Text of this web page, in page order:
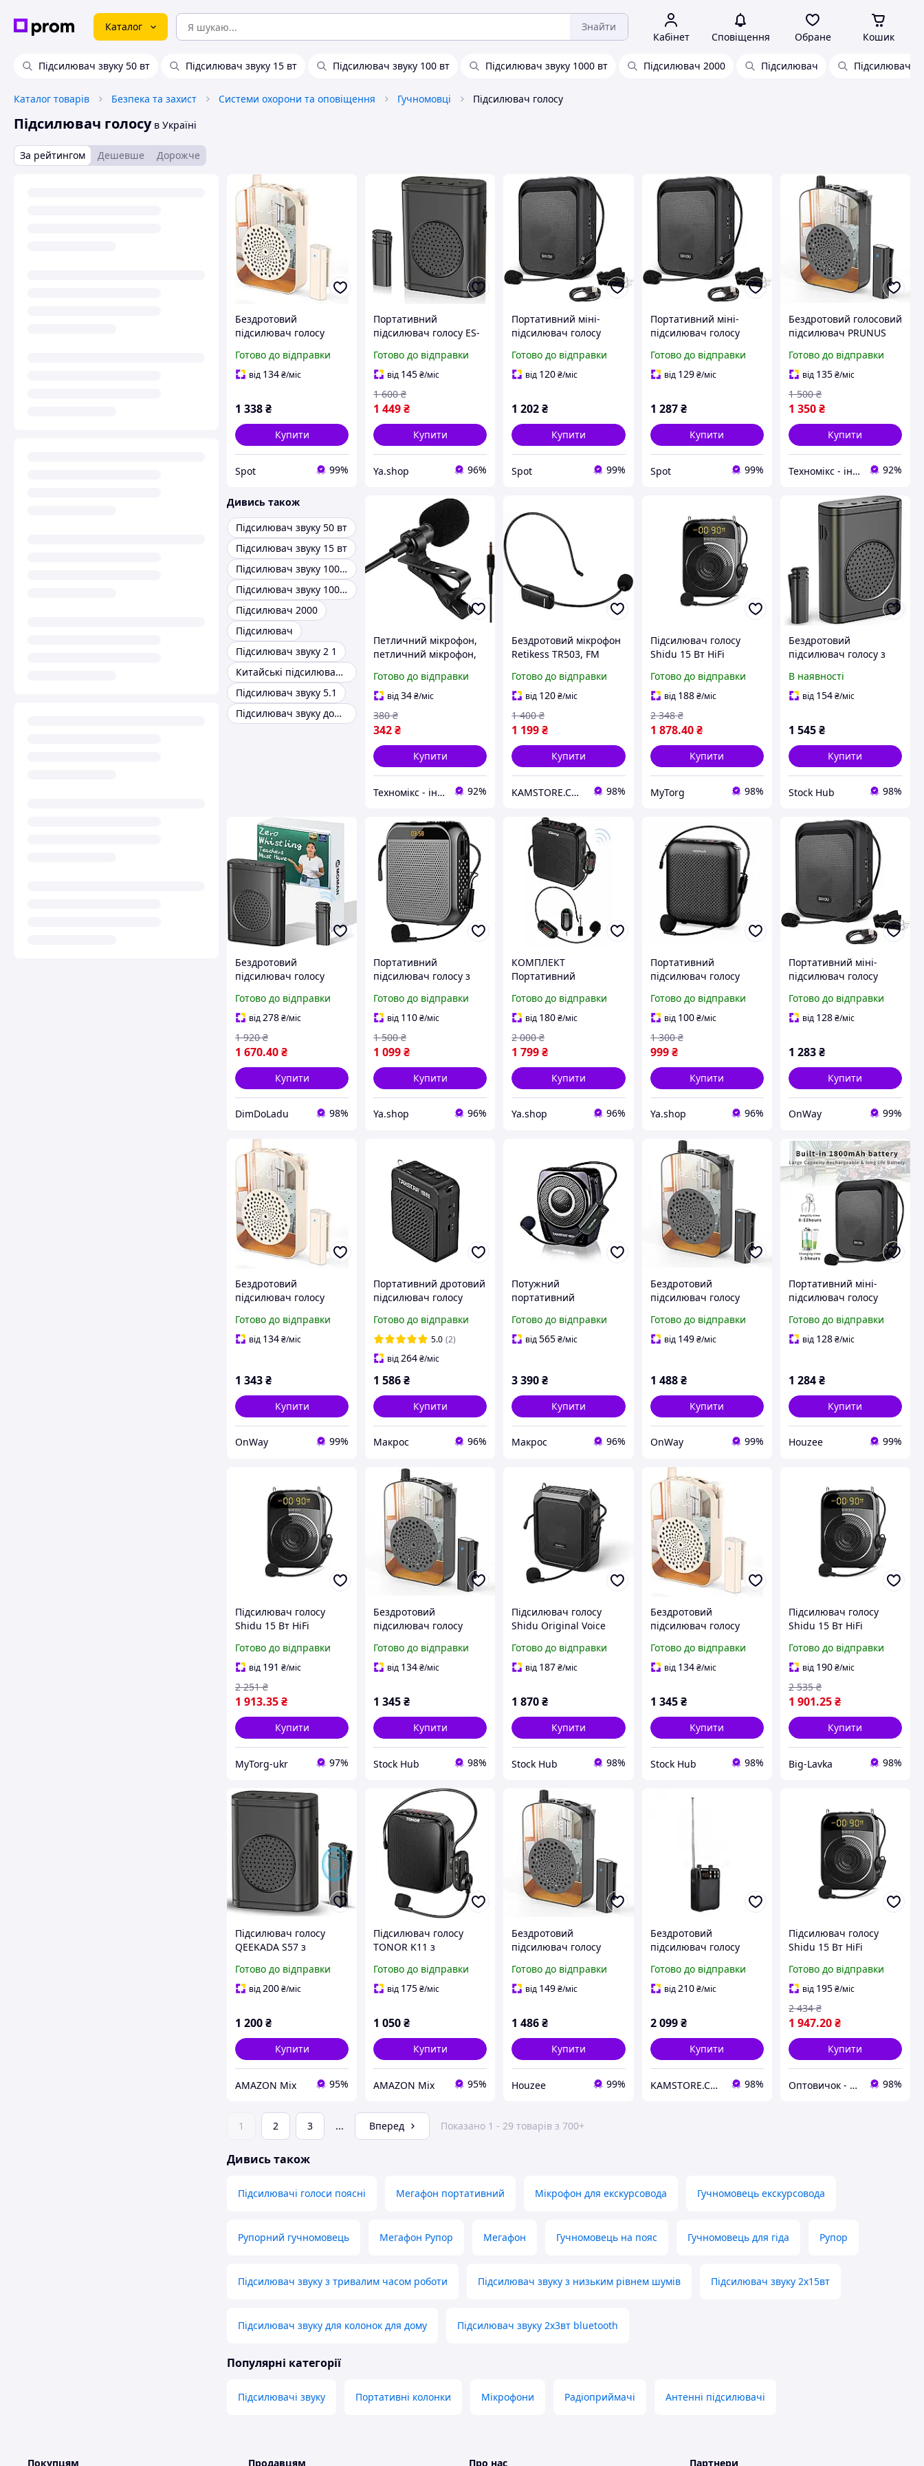
Каталог Знайти
Кабінет Сповіщення Обране Кошик
Підсилювач звуку 50 вт Підсилювач звуку 15 вт Підсилювач звуку 100 вт Підсилювач звуку 1000 вт Підсилювач 2000 Підсилювач Підсилювач
Каталог товарів Безпека та захист Системи охорони та оповіщення Гучномовці Підсилювач голосу
Підсилювач голосув Україні
За рейтингом Дешевше Дорожче
Бездротовий
підсилювач голосу
петличним мікрофоном
Bluetooth 5.3 бежевий
Готово до відправки
від 134₴/міс
1 338₴
Купити
Spot 99%
Портативний
підсилювач голосу ES-
бездротовим
петличним
мікрофоном, Bluetooth,
чорний
Готово до відправки
від 145₴/міс
1 449₴
1 600 ₴
Купити
Ya.shop 96%
Портативний міні-
підсилювач голосу
1800мАч Bluetooth з
мікрофоном чорний
Готово до відправки
від 120₴/міс
1 202₴
Купити
Spot 99%
Портативний міні-
підсилювач голосу
1800mAh Bluetooth із
провідним мікрофоном
Готово до відправки
від 129 ₴/міс
1 287 ₴
Купити
Spot 99%
Бездротовий голосовий
підсилювач PRUNUS
зберіганням мікрофона
Lavalier, портативний
підсилювач голосу
Готово до відправки
від 135₴/міс
1 350₴
1 500 ₴
Купити
Техномікс - інтернет - магазин якісної техніки, електроніки та інших товарів для дому та роботи 92%
Дивись також
Підсилювач звуку 50 вт
Підсилювач звуку 15 вт
Підсилювач звуку 100 вт
Підсилювач звуку 1000 вт
Підсилювач 2000
Підсилювач
Підсилювач звуку 2 1
Китайські підсилювачі звуку
Підсилювач звуку 5.1
Підсилювач звуку домашній
Петличний мікрофон,
петличний мікрофон,
портативним
підсилювачем голосу,
бездротовий
передавач -
однонаправлений
Готово до відправки
від34₴/міс
342₴
380 ₴
Купити
Техномікс - інтернет - магазин якісної техніки, електроніки та інших товарів для дому та роботи 92%
Бездротовий мікрофон
Retikess TR503, FM
акумулятором для
підсилювача голосу
Black
Готово до відправки
від 120₴/міс
1 199₴
1 400 ₴
Купити
KAMSTORE.COM.UA 98%
Підсилювач голосу
Shidu 15 Вт HiFi
Готово до відправки
від 188 ₴/міс
1 878.40 ₴
2 348 ₴
Купити
MyTorg 98%
Бездротовий
підсилювач голосу з
Microphone
Гучномовець із
В наявності
від 154₴/міс
1 545₴
Купити
Stock Hub 98%
Бездротовий
підсилювач голосу
мікрофоном VoicePro
Готово до відправки
від 278₴/міс
1 670.40₴
1 920 ₴
Купити
DimDoLadu 98%
Портативний
підсилювач голосу з
колонка для
викладачів, 2200 мАг,
Готово до відправки
від 110₴/міс
1 099₴
1 500 ₴
Купити
Ya.shop 96%
КОМПЛЕКТ
Портативний
Giecy G300 з
бездротовим UHF
гарнітурою, Bluetooth,
USB, TF, FM радіо
Готово до відправки
від 180₴/міс
1 799₴
2 000 ₴
Купити
Ya.shop 96%
Портативний
підсилювач голосу
провідним
мікрофоном-
2000 mAh
Готово до відправки
від 100 ₴/міс
999 ₴
1 300 ₴
Купити
Ya.shop 96%
Портативний міні-
підсилювач голосу
1800мАч Bluetooth з
чорним мікрофоном
Готово до відправки
від 128₴/міс
1 283₴
Купити
OnWay 99%
Бездротовий
підсилювач голосу
петличним мікрофоном
Bluetooth 5.3 бежевий
Готово до відправки
від 134₴/міс
1 343₴
Купити
OnWay 99%
Портативний дротовий
підсилювач голосу
Готово до відправки
5.0 (2)
від264₴/міс
1 586₴
Купити
Макрос 96%
Потужний
портативний
підсилювач голосу з
гарнітурним
Готово до відправки
від565₴/міс
3 390₴
Купити
Макрос 96%
Бездротовий
підсилювач голосу
петличним мікрофоном
чорний портативний
Готово до відправки
від 149 ₴/міс
1 488 ₴
Купити
OnWay 99%
Портативний міні-
підсилювач голосу
10Вт для вчителів
тренерів екскурсоводів
Готово до відправки
від 128₴/міс
1 284₴
Купити
Houzee 99%
Підсилювач голосу
Shidu 15 Вт HiFi
Готово до відправки
від 191 ₴/міс
1 913.35₴
2 251 ₴
Купити
MyTorg-ukr 97%
Бездротовий
підсилювач голосу
Портативний
підсилювач голосу з
Готово до відправки
від 134₴/міс
1 345₴
Купити
Stock Hub 98%
Підсилювач голосу
Shidu Original Voice
Компактний
гучномовець із
Готово до відправки
від 187₴/міс
1 870₴
Купити
Stock Hub 98%
Бездротовий
підсилювач голосу
Підсилювач голосу з
петличний мікрофон
Готово до відправки
від 134 ₴/міс
1 345 ₴
Купити
Stock Hub 98%
Підсилювач голосу
Shidu 15 Вт HiFi
Готово до відправки
від 190₴/міс
1 901.25₴
2 535 ₴
Купити
Big-Lavka 98%
Підсилювач голосу
QEEKADA S57 з
мікрофоном-кліпсою,
персональний
Bluetooth-
акумулятором
Готово до відправки
від200₴/міс
1 200₴
Купити
AMAZON Mix 95%
Підсилювач голосу
TONOR K11 з
мікрофоном-
гарнітурою,система
Готово до відправки
від 175₴/міс
1 050₴
Купити
AMAZON Mix 95%
Бездротовий
підсилювач голосу
петличним мікрофоном
для викладачів та
Готово до відправки
від 149₴/міс
1 486₴
Купити
Houzee 99%
Бездротовий
підсилювач голосу
плеєр, FM-радіо
чорний
Готово до відправки
від210 ₴/міс
2 099 ₴
Купити
KAMSTORE.COM.UA 98%
Підсилювач голосу
Shidu 15 Вт HiFi
Хіт продажу!
Готово до відправки
від 195₴/міс
1 947.20₴
2 434 ₴
Купити
Оптовичок - Одеса 98%
1 2 3 ... Вперед Показано 1 - 29 товарів з 700+
Дивись також
Підсилювачі голоси поясні Мегафон портативний Мікрофон для екскурсовода Гучномовець екскурсовода
Рупорний гучномовець Мегафон Рупор Мегафон Гучномовець на пояс Гучномовець для гіда Рупор
Підсилювач звуку з тривалим часом роботи Підсилювач звуку з низьким рівнем шумів Підсилювач звуку 2х15вт
Підсилювач звуку для колонок для дому Підсилювач звуку 2х3вт bluetooth
Популярні категорії
Підсилювачі звуку Портативні колонки Мікрофони Радіоприймачі Антенні підсилювачі
Покупцям Продавцям Про нас Партнери